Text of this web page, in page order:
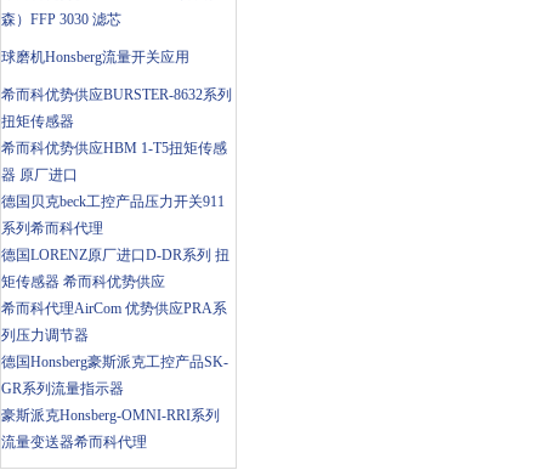
森）FFP 3030 滤芯
球磨机Honsberg流量开关应用
希而科优势供应BURSTER-8632系列
扭矩传感器
希而科优势供应HBM 1-T5扭矩传感
器 原厂进口
德国贝克beck工控产品压力开关911
系列希而科代理
德国LORENZ原厂进口D-DR系列 扭
矩传感器 希而科优势供应
希而科代理AirCom 优势供应PRA系
列压力调节器
德国Honsberg豪斯派克工控产品SK-
GR系列流量指示器
豪斯派克Honsberg-OMNI-RRI系列
流量变送器希而科代理